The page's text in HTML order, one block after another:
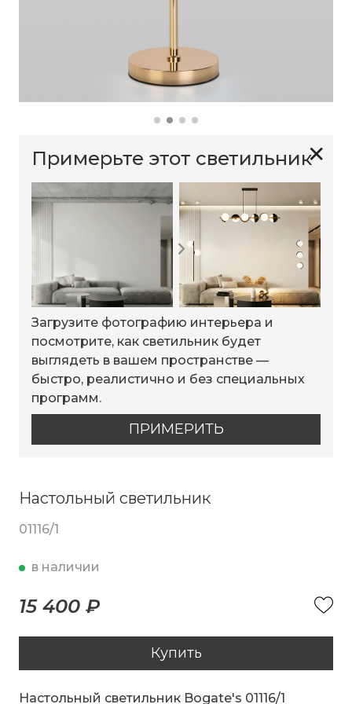
✕
Примерьте этот светильник
Загрузите фотографию интерьера и
посмотрите, как светильник будет
выглядеть в вашем пространстве —
быстро, реалистично и без специальных
программ.
ПРИМЕРИТЬ
Настольный светильник
01116/1
в наличии
15 400 ₽
Купить
Настольный светильник Bogate's 01116/1